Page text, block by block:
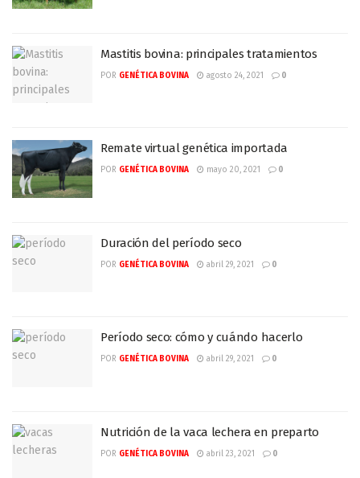
Mastitis bovina: principales tratamientos
POR GENÉTICA BOVINA agosto 24, 2021 0
Remate virtual genética importada
POR GENÉTICA BOVINA mayo 20, 2021 0
Duración del período seco
POR GENÉTICA BOVINA abril 29, 2021 0
Período seco: cómo y cuándo hacerlo
POR GENÉTICA BOVINA abril 29, 2021 0
Nutrición de la vaca lechera en preparto
POR GENÉTICA BOVINA abril 23, 2021 0